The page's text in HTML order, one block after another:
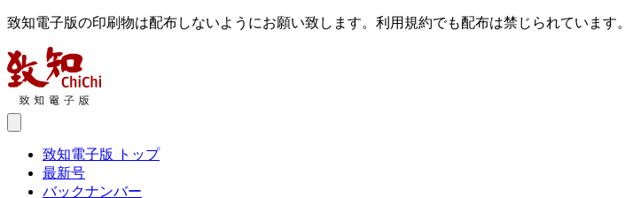
致知電子版の印刷物は配布しないようにお願い致します。利用規約でも配布は禁じられています。
致知電子版 トップ
最新号
バックナンバー